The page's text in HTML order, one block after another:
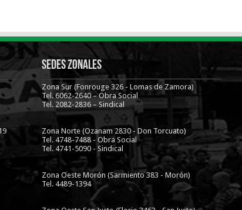
Sedes Zonales
Zona Sur (Fonrouge 326 - Lomas de Zamora)
Tel. 6062-2640 – Obra Social
Tel. 2082-2836 – Sindical
Zona Norte (Ozanam 2830 - Don Torcuato)
Tel. 4748-7488 - Obra Social
Tel. 4741-5090 - Sindical
Zona Oeste Morón (Sarmiento 383 - Morón)
Tel. 4489-1394